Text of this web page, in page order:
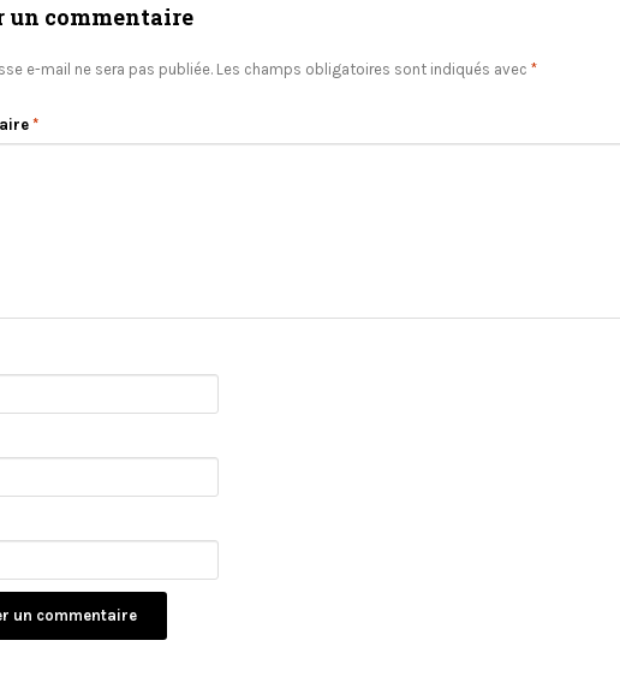
un commentaire
e-mail ne sera pas publiée. Les champs obligatoires sont indiqués avec *
*